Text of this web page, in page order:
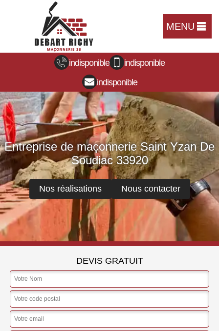
MENU
indisponible
indisponible
indisponible
Entreprise de maçonnerie Saint Yzan De
Soudiac 33920
Nos réalisations Nous contacter
DEVIS GRATUIT